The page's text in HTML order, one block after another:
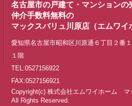
名古屋市の戸建て・マンションの
仲介手数料無料の
マックスバリュ川原店（エムワイ
愛知県名古屋市昭和区川原通６丁目２番
１階
TEL:0527156922
FAX:0527156921
Copyright(c) 株式会社エムワイホーム マ
All Rights Reserved.